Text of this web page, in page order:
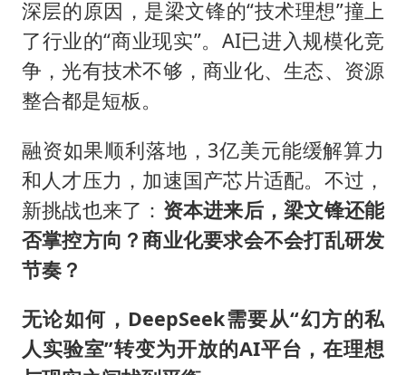
深层的原因，是梁文锋的“技术理想”撞上
了行业的“商业现实”。AI已进入规模化竞
争，光有技术不够，商业化、生态、资源
整合都是短板。
融资如果顺利落地，3亿美元能缓解算力
和人才压力，加速国产芯片适配。不过，
新挑战也来了： 资本进来后，梁文锋还能
否掌控方向？商业化要求会不会打乱研发
节奏？
无论如何，DeepSeek需要从“幻方的私
人实验室”转变为开放的AI平台，在理想